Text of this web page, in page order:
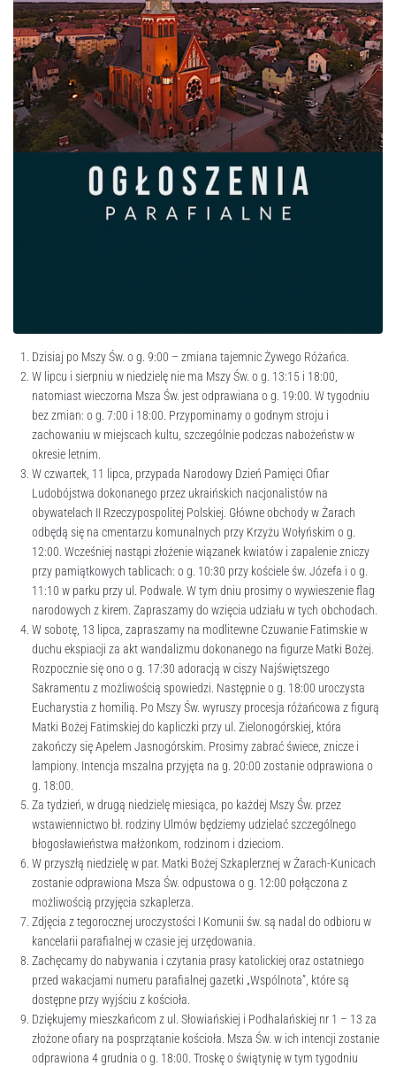
Dzisiaj po Mszy Św. o g. 9:00 – zmiana tajemnic Żywego Różańca.
W lipcu i sierpniu w niedzielę nie ma Mszy Św. o g. 13:15 i 18:00,
natomiast wieczorna Msza Św. jest odprawiana o g. 19:00. W tygodniu
bez zmian: o g. 7:00 i 18:00. Przypominamy o godnym stroju i
zachowaniu w miejscach kultu, szczególnie podczas nabożeństw w
okresie letnim.
W czwartek, 11 lipca, przypada Narodowy Dzień Pamięci Ofiar
Ludobójstwa dokonanego przez ukraińskich nacjonalistów na
obywatelach II Rzeczypospolitej Polskiej. Główne obchody w Żarach
odbędą się na cmentarzu komunalnych przy Krzyżu Wołyńskim o g.
12:00. Wcześniej nastąpi złożenie wiązanek kwiatów i zapalenie zniczy
przy pamiątkowych tablicach: o g. 10:30 przy kościele św. Józefa i o g.
11:10 w parku przy ul. Podwale. W tym dniu prosimy o wywieszenie flag
narodowych z kirem. Zapraszamy do wzięcia udziału w tych obchodach.
W sobotę, 13 lipca, zapraszamy na modlitewne Czuwanie Fatimskie w
duchu ekspiacji za akt wandalizmu dokonanego na figurze Matki Bożej.
Rozpocznie się ono o g. 17:30 adoracją w ciszy Najświętszego
Sakramentu z możliwością spowiedzi. Następnie o g. 18:00 uroczysta
Eucharystia z homilią. Po Mszy Św. wyruszy procesja różańcowa z figurą
Matki Bożej Fatimskiej do kapliczki przy ul. Zielonogórskiej, która
zakończy się Apelem Jasnogórskim. Prosimy zabrać świece, znicze i
lampiony. Intencja mszalna przyjęta na g. 20:00 zostanie odprawiona o
g. 18:00.
Za tydzień, w drugą niedzielę miesiąca, po każdej Mszy Św. przez
wstawiennictwo bł. rodziny Ulmów będziemy udzielać szczególnego
błogosławieństwa małżonkom, rodzinom i dzieciom.
W przyszłą niedzielę w par. Matki Bożej Szkaplerznej w Żarach-Kunicach
zostanie odprawiona Msza Św. odpustowa o g. 12:00 połączona z
możliwością przyjęcia szkaplerza.
Zdjęcia z tegorocznej uroczystości I Komunii św. są nadal do odbioru w
kancelarii parafialnej w czasie jej urzędowania.
Zachęcamy do nabywania i czytania prasy katolickiej oraz ostatniego
przed wakacjami numeru parafialnej gazetki „Wspólnota”, które są
dostępne przy wyjściu z kościoła.
Dziękujemy mieszkańcom z ul. Słowiańskiej i Podhalańskiej nr 1 – 13 za
złożone ofiary na posprzątanie kościoła. Msza Św. w ich intencji zostanie
odprawiona 4 grudnia o g. 18:00. Troskę o świątynię w tym tygodniu